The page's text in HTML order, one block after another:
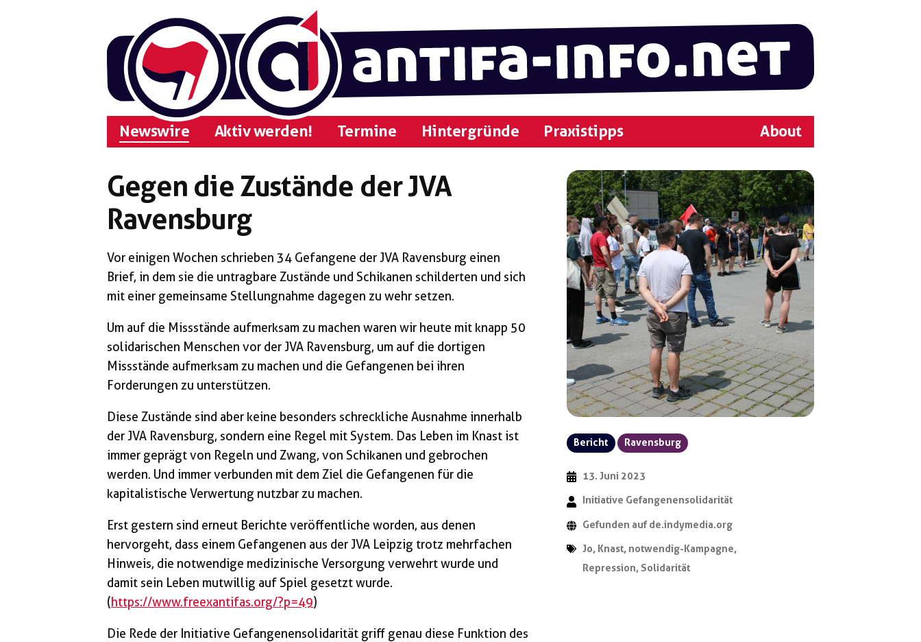
Newswire Aktiv werden! Termine Hintergründe Praxistipps About
Gegen die Zustände der JVA
Ravensburg
Bericht Ravensburg
13. Juni 2023
Initiative Gefangenensolidarität
Gefunden auf de.indymedia.org
Jo, Knast, notwendig-Kampagne,
Repression, Solidarität
Vor einigen Wochen schrieben 34 Gefangene der JVA Ravensburg einen
Brief, in dem sie die untragbare Zustände und Schikanen schilderten und sich
mit einer gemeinsame Stellungnahme dagegen zu wehr setzen.
Um auf die Missstände aufmerksam zu machen waren wir heute mit knapp 50
solidarischen Menschen vor der JVA Ravensburg, um auf die dortigen
Missstände aufmerksam zu machen und die Gefangenen bei ihren
Forderungen zu unterstützen.
Diese Zustände sind aber keine besonders schreckliche Ausnahme innerhalb
der JVA Ravensburg, sondern eine Regel mit System. Das Leben im Knast ist
immer geprägt von Regeln und Zwang, von Schikanen und gebrochen
werden. Und immer verbunden mit dem Ziel die Gefangenen für die
kapitalistische Verwertung nutzbar zu machen.
Erst gestern sind erneut Berichte veröffentliche worden, aus denen
hervorgeht, dass einem Gefangenen aus der JVA Leipzig trotz mehrfachen
Hinweis, die notwendige medizinische Versorgung verwehrt wurde und
damit sein Leben mutwillig auf Spiel gesetzt wurde.
(https://www.freexantifas.org/?p=49)
Die Rede der Initiative Gefangenensolidarität griff genau diese Funktion des